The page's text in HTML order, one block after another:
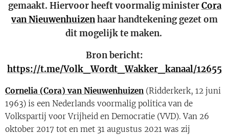
gemaakt. Hiervoor heeft voormalig ministerCora
van Nieuwenhuizenhaar handtekening gezet om
dit mogelijk te maken.
Bron bericht:
https://t.me/Volk_Wordt_Wakker_kanaal/12655
Cornelia (Cora) van Nieuwenhuizen (Ridderkerk, 12 juni
1963) is een Nederlands voormalig politica van de
Volkspartij voor Vrijheid en Democratie (VVD). Van 26
oktober 2017 tot en met 31 augustus 2021 was zij